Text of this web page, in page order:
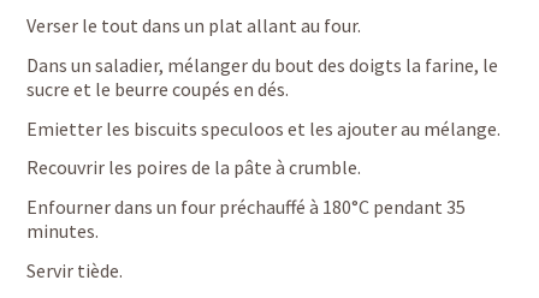
Verser le tout dans un plat allant au four.
Dans un saladier, mélanger du bout des doigts la farine, le
sucre et le beurre coupés en dés.
Emietter les biscuits speculoos et les ajouter au mélange.
Recouvrir les poires de la pâte à crumble.
Enfourner dans un four préchauffé à 180°C pendant 35
minutes.
Servir tiède.